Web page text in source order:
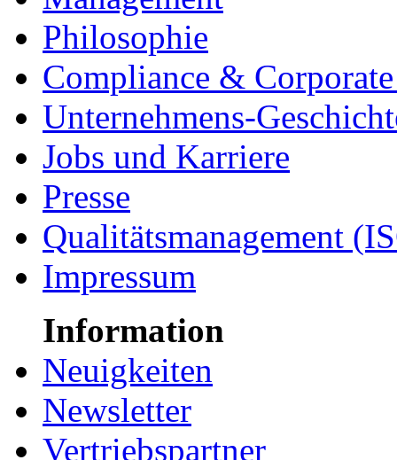
Philosophie
Compliance &
Unternehmens-
Jobs und Karriere
Presse
Qualitätsmanagement
Impressum
Information
Neuigkeiten
Newsletter
Vertriebspartner